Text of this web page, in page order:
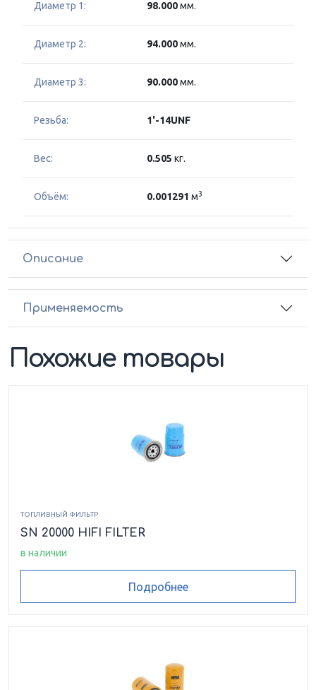
Диаметр 1: 98.000мм.
Диаметр 2: 94.000мм.
Диаметр 3: 90.000мм.
Резьба: 1'-14UNF
Вес: 0.505 кг.
Объём: 0.001291 м3
Описание
Применяемость
Похожие товары
ТОПЛИВНЫЙ ФИЛЬТР
SN 20000 HIFI FILTER
в наличии
Подробнее